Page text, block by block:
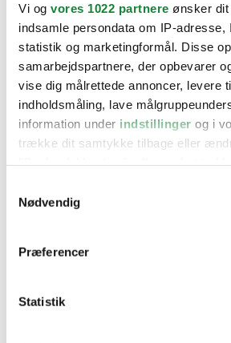
Vi og vores 1022 partnere ønsker
indsamle persondata om IP-
statistik og marketingformål. Disse
samarbejdspartnere, der opbevarer
vise dig målrettede annoncer, levere
indholdsmåling, lave
information under indstillinger og i
trække dit samtykke tilbage eller
Hvis du tillader det, vil vi også gerne:
Identificere din enhed
Dine valg anvendes på hele websitet.
Nødvendig
Præferencer
Statistik
Citroën
Cupra
Dacia
Fiat
Ford
Hyundai
Kia
Mercedes
MG
Mini
Opel
Renault
Seat
Tesla
Værksteder